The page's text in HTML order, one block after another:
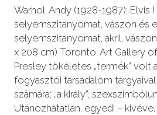
Warhol, Andy (1928-1987): Elvis I
selyemszitanyomat, vászon és
selyemszitanyomat, akril,
x 208 cm) Toronto, Art Gallery
Presley tökéletes „termék” volt
fogyasztói társadalom
számára: „a király”,
Utánozhatatlan, egyedi – kivéve,